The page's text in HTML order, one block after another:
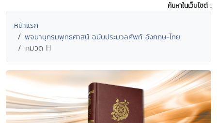
ค้นหาในเว็บไซต์ :
หน้าแรก
พจนานุกรมพุทธศาสน์ ฉบับประมวลศัพท์ อังกฤษ-ไทย
หมวด H